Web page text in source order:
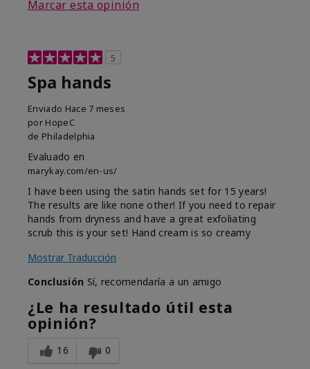
Marcar esta opinión
5
Spa hands
Enviado Hace 7 meses
por HopeC
de Philadelphia
Evaluado en
marykay.com/en-us/
I have been using the satin hands set for 15 years!
The results are like none other! If you need to repair
hands from dryness and have a great exfoliating
scrub this is your set! Hand cream is so creamy
Mostrar Traducción
Conclusión Sí, recomendaría a un amigo
¿Le ha resultado útil esta
opinión?
16 0